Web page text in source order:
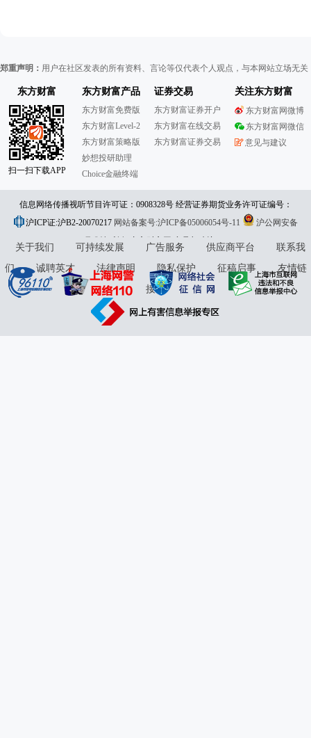
郑重声明： 用户在社区发表的所有资料、言论等仅代表个人观点，与本网站立场无
东方财富
扫一扫下载APP
东方财富产品
东方财富免费版
东方财富Level-2
东方财富策略版
妙想投研助理
Choice金融终端
证券交易
东方财富证券开户
东方财富在线交易
东方财富证券交易
关注东方财富
东方财富网微博
东方财富网微信
意见与建议
信息网络传播视听节目许可证：0908328号 经营证券期货业务许可证编号：
913101046312860336 违法和不良信息举报:021-61278686 举报邮箱：
jubao@eastmoney.com
沪ICP证:沪B2-20070217 网站备案号:沪ICP备05006054号-11
沪公网安备
31010402000120号版权所有:东方财富网意见与建议:4000300059/952500
关于我们 可持续发展 广告服务 供应商平台
联系我
们
诚聘英才 法律声明 隐私保护 征稿启事
友情链
接